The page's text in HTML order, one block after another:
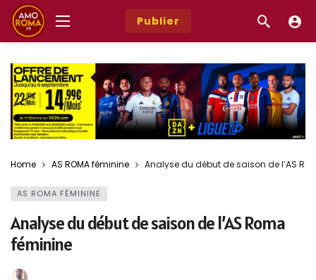
Publier
Home AS ROMA féminine Analyse du début de saison de l’AS
AS ROMA FÉMININE
Analyse du début de saison de l’AS Roma
féminine